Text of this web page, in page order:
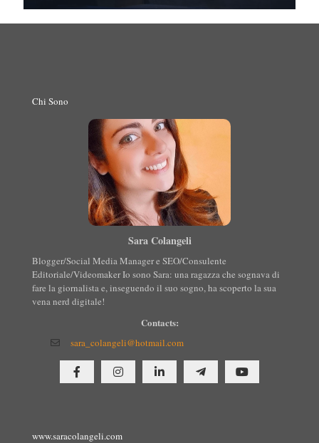
Chi Sono
Sara Colangeli
Blogger/Social Media Manager e SEO/Consulente
Editoriale/Videomaker Io sono Sara: una ragazza che sognava di
fare la giornalista e, inseguendo il suo sogno, ha scoperto la sua
vena nerd digitale!
Contacts:
sara_colangeli@hotmail.com
www.saracolangeli.com